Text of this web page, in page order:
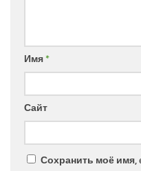
Имя*
Сайт
Сохранить моё имя,